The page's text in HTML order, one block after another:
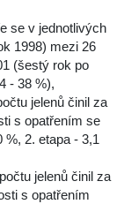
se v jednotlivých
1998) mezi 26
(šestý rok po
- 38 %),
jelenů činil za
s opatřením se
2. etapa - 3,1
jelenů činil za
s opatřením